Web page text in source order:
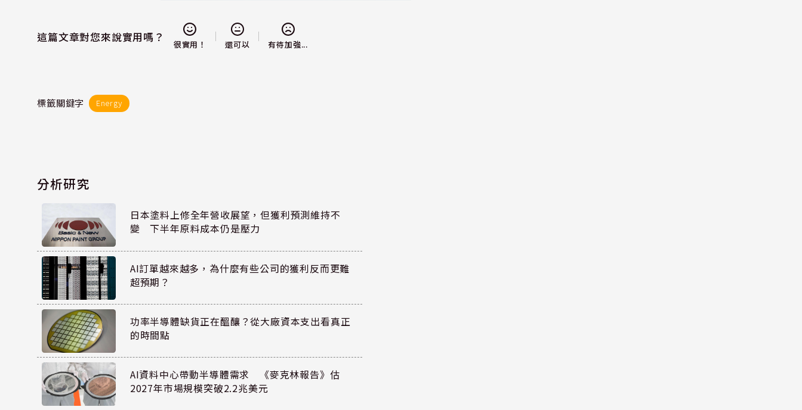
這篇文章對您來說實用嗎？
很實用！ 還可以 有待加強...
標籤關鍵字 Energy
分析研究
日本塗料上修全年營收展望，但獲利預測維持不
變 下半年原料成本仍是壓力
AI訂單越來越多，為什麼有些公司的獲利反而更難
超預期？
功率半導體缺貨正在醞釀？從大廠資本支出看真正
的時間點
AI資料中心帶動半導體需求 《麥克林報告》估
2027年市場規模突破2.2兆美元